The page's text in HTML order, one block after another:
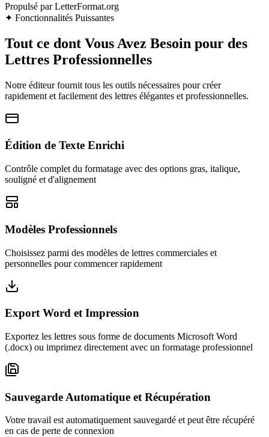
Propulsé par LetterFormat.org
✦ Fonctionnalités Puissantes
Tout ce dont Vous Avez Besoin pour des
Lettres Professionnelles
Notre éditeur fournit tous les outils nécessaires pour créer
rapidement et facilement des lettres élégantes et professionnelles.
Édition de Texte Enrichi
Contrôle complet du formatage avec des options gras, italique,
souligné et d'alignement
Modèles Professionnels
Choisissez parmi des modèles de lettres commerciales et
personnelles pour commencer rapidement
Export Word et Impression
Exportez les lettres sous forme de documents Microsoft Word
(.docx) ou imprimez directement avec un formatage professionnel
Sauvegarde Automatique et Récupération
Votre travail est automatiquement sauvegardé et peut être récupéré
en cas de perte de connexion